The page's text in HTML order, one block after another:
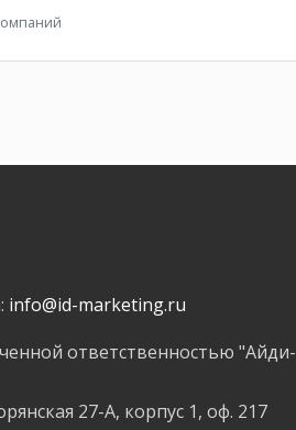
info@id-marketing.ru
ответственностью "Айди-
27-А, корпус 1, оф. 217